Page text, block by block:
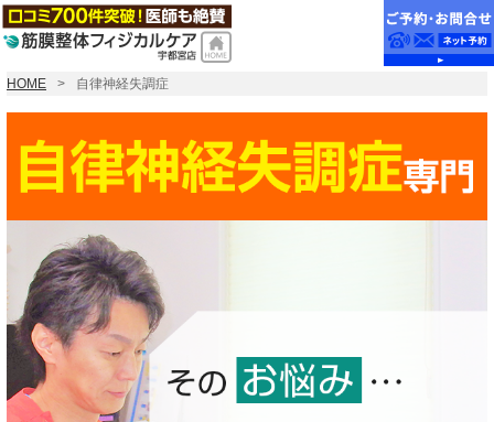
HOME 自律神経失調症